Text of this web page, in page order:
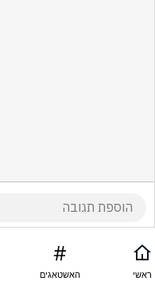
ראשי האשטאגים